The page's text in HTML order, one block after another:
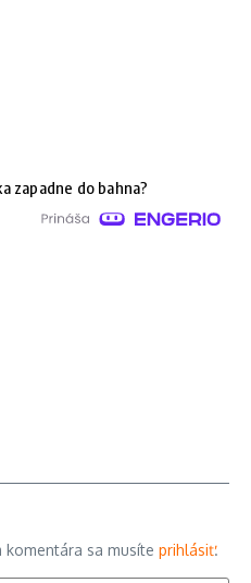
zapadne do bahna?
komentára sa musíte prihlásiť.